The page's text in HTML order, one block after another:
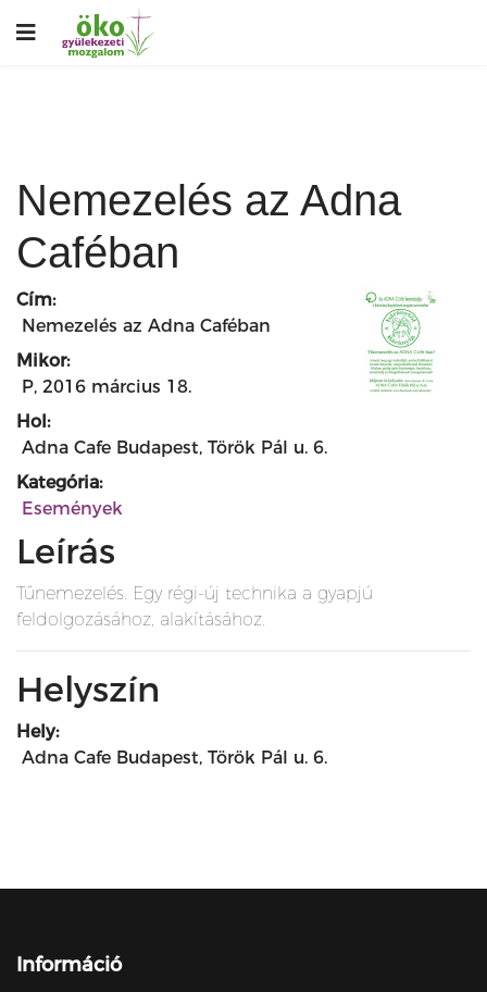
Nemezelés az Adna
Caféban
Cím:
Nemezelés az Adna Caféban
Mikor:
P, 2016 március 18.
Hol:
Adna Cafe Budapest, Török Pál u. 6.
Kategória:
Események
Leírás
Tűnemezelés. Egy régi-új technika a gyapjú
feldolgozásához, alakításához.
Helyszín
Hely:
Adna Cafe Budapest, Török Pál u. 6.
Információ